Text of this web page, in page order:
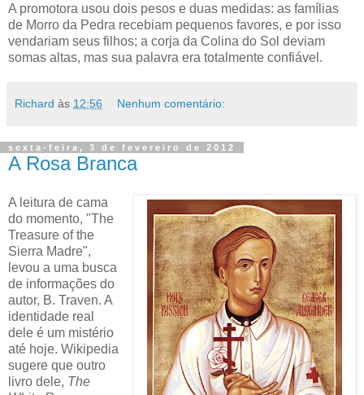
A promotora usou dois pesos e duas medidas: as famílias
de Morro da Pedra recebiam pequenos favores, e por isso
vendariam seus filhos; a corja da Colina do Sol deviam
somas altas, mas sua palavra era totalmente confiável.
Richard às 12:56 Nenhum comentário:
sexta-feira, 3 de fevereiro de 2012
A Rosa Branca
A leitura de cama
do momento, "The
Treasure of the
Sierra Madre",
levou a uma busca
de informações do
autor, B. Traven. A
identidade real
dele é um mistério
até hoje. Wikipedia
sugere que outro
livro dele, The